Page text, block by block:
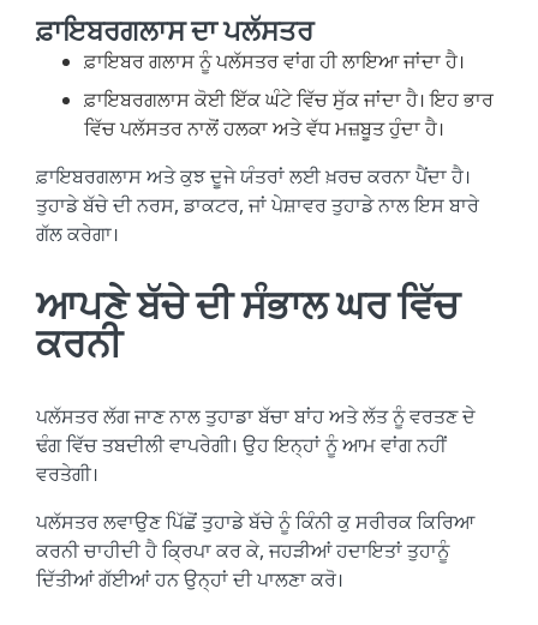
ਫ਼ਾਇਬਰਗਲਾਸ ਦਾ ਪਲੱਸਤਰ
ਫ਼ਾਇਬਰ ਗਲਾਸ ਨੂੰ ਪਲੱਸਤਰ ਵਾਂਗ ਹੀ ਲਾਇਆ ਜਾਂਦਾ ਹੈ।
ਫ਼ਾਇਬਰਗਲਾਸ ਕੋਈ ਇੱਕ ਘੰਟੇ ਵਿੱਚ ਸੁੱਕ ਜਾਂਦਾ ਹੈ। ਇਹ ਭਾਰ
ਵਿੱਚ ਪਲੱਸਤਰ ਨਾਲੋਂ ਹਲਕਾ ਅਤੇ ਵੱਧ ਮਜ਼ਬੂਤ ਹੁੰਦਾ ਹੈ।
ਫ਼ਾਇਬਰਗਲਾਸ ਅਤੇ ਕੁਝ ਦੂਜੇ ਯੰਤਰਾਂ ਲਈ ਖ਼ਰਚ ਕਰਨਾ ਪੈਂਦਾ ਹੈ।
ਤੁਹਾਡੇ ਬੱਚੇ ਦੀ ਨਰਸ, ਡਾਕਟਰ, ਜਾਂ ਪੇਸ਼ਾਵਰ ਤੁਹਾਡੇ ਨਾਲ ਇਸ ਬਾਰੇ
ਗੱਲ ਕਰੇਗਾ।
ਆਪਣੇ ਬੱਚੇ ਦੀ ਸੰਭਾਲ ਘਰ ਵਿੱਚ
ਕਰਨੀ
ਪਲੱਸਤਰ ਲੱਗ ਜਾਣ ਨਾਲ ਤੁਹਾਡਾ ਬੱਚਾ ਬਾਂਹ ਅਤੇ ਲੱਤ ਨੂੰ ਵਰਤਣ ਦੇ
ਢੰਗ ਵਿੱਚ ਤਬਦੀਲੀ ਵਾਪਰੇਗੀ। ਉਹ ਇਨ੍ਹਾਂ ਨੂੰ ਆਮ ਵਾਂਗ ਨਹੀਂ
ਵਰਤੇਗੀ।
ਪਲੱਸਤਰ ਲਵਾਉਣ ਪਿੱਛੋਂ ਤੁਹਾਡੇ ਬੱਚੇ ਨੂੰ ਕਿੰਨੀ ਕੁ ਸਰੀਰਕ ਕਿਰਿਆ
ਕਰਨੀ ਚਾਹੀਦੀ ਹੈ ਕ੍ਰਿਪਾ ਕਰ ਕੇ, ਜਹੜੀਆਂ ਹਦਾਇਤਾਂ ਤੁਹਾਨੂੰ
ਦਿੱਤੀਆਂ ਗੱਈਆਂ ਹਨ ਉਨ੍ਹਾਂ ਦੀ ਪਾਲਣਾ ਕਰੋ।